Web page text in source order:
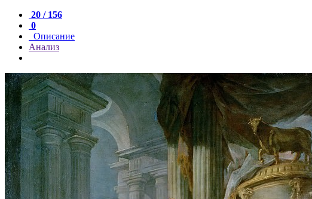
20 / 156
0
Описание
Анализ